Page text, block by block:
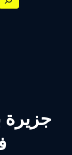
جزيرة